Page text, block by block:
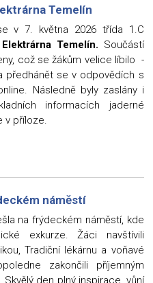
Temelín
v 7. května 2026 třída 1.C
Elektrárna Temelín. Součástí
což se žákům velice líbilo -
předhánět se v odpovědích s
Následně byly zaslány i
informacích jaderné
v příloze.
náměstí
na frýdeckém náměstí, kde
exkurze. Žáci navštívili
Tradiční lékárnu a voňavé
zakončili příjemným
den plný inspirace, vůní